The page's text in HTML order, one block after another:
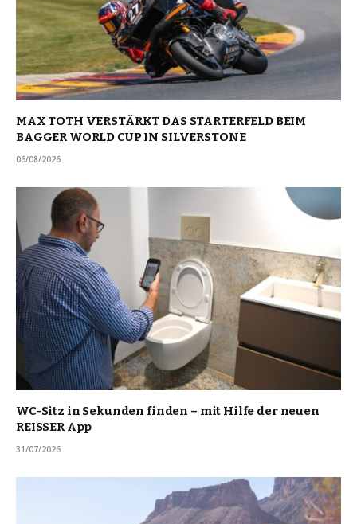
MAX TOTH VERSTÄRKT DAS STARTERFELD BEIM
BAGGER WORLD CUP IN SILVERSTONE
06/08/2026
WC-Sitz in Sekunden finden – mit Hilfe der neuen
REISSER App
31/07/2026